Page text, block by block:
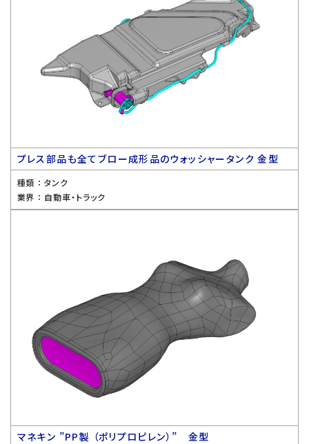
プレス部品も全てブロー成形品のウォッシャータンク 金型
種類 ： タンク
業界 ： 自動車・トラック
マネキン ”PP製 （ポリプロピレン）” 金型